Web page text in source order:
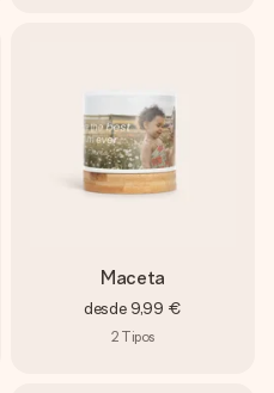
Maceta
desde 9,99 €
2 Tipos